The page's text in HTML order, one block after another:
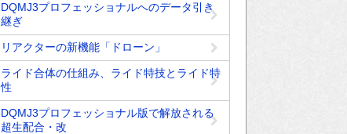
DQMJ3プロフェッショナルへのデータ引き
継ぎ
リアクターの新機能「ドローン」
ライド合体の仕組み、ライド特技とライド特
性
DQMJ3プロフェッショナル版で解放される
超生配合・改